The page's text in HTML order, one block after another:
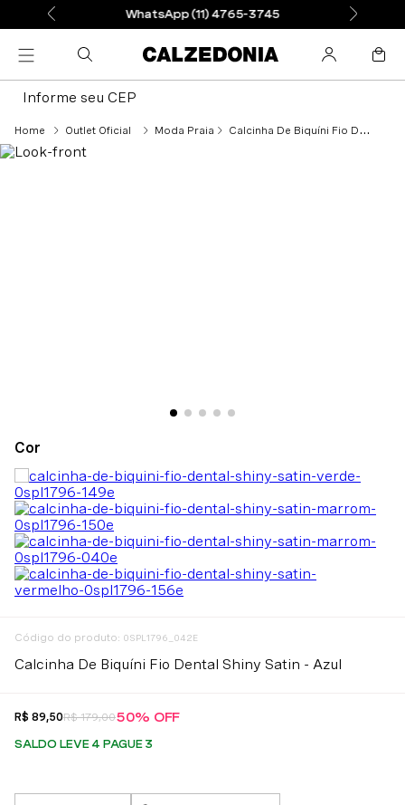
WhatsApp (11) 4765-3745
Informe seu CEP
Outlet Oficial Moda Praia Calcinha De Biquíni Fio Dental Shiny Satin - Azul
: 0SPL1796_042E
Calcinha De Biquíni Fio Dental Shiny Satin - Azul
R$ 89,50R$ 179,0050% OFF
SALDO LEVE 4 PAGUE 3